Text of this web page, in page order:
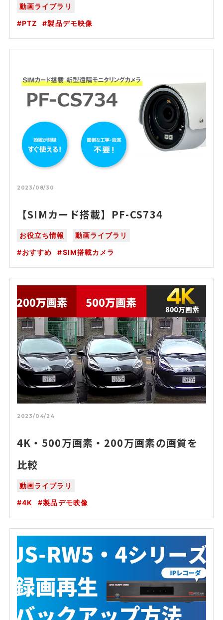
動画ライブラリ
PTZ
製品デモ映像
2023/08/30
【SIMカード搭載】PF-CS734
お役立ち情報
動画ライブラリ
おすすめ
SIM搭載カメラ
2023/04/24
4K・500万画素・200万画素の画質を
比較
動画ライブラリ
4K
製品デモ映像